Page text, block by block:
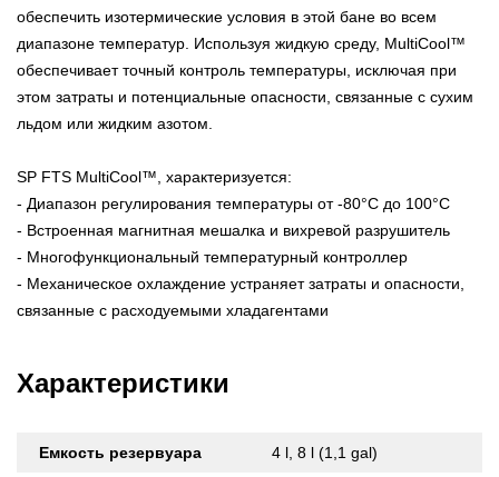
обеспечить изотермические условия в этой бане во всем
диапазоне температур. Используя жидкую среду, MultiCool™
обеспечивает точный контроль температуры, исключая при
этом затраты и потенциальные опасности, связанные с сухим
льдом или жидким азотом.
SP FTS MultiCool™, характеризуется:
- Диапазон регулирования температуры от -80°C до 100°C
- Встроенная магнитная мешалка и вихревой разрушитель
- Многофункциональный температурный контроллер
- Механическое охлаждение устраняет затраты и опасности,
связанные с расходуемыми хладагентами
Характеристики
Емкость резервуара 4 l, 8 l (1,1 gal)